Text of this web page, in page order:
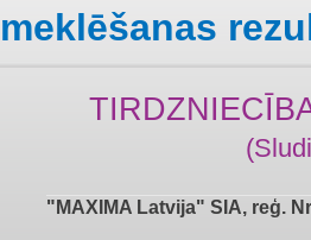
"MAXIMA Latvija" SIA, reģ.